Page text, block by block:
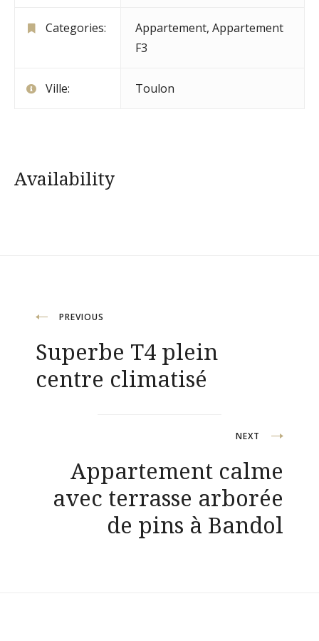
Categories: Appartement, Appartement
F3
Ville: Toulon
Availability
Navigation
de
l’article
PREVIOUS
Superbe T4 plein
centre climatisé
NEXT
Appartement calme
avec terrasse arborée
de pins à Bandol